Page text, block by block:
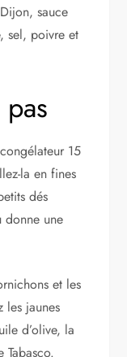
sauce
sel, poivre et
15
la en fines
dés
donne une
et les
les jaunes
d’olive, la
Tabasco.